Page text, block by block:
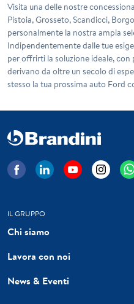
Visita una delle nostre
Pistoia, Grosseto, Scandicci,
personalmente la nostra ampia
Indipendentemente dalle tue
per offrirti la soluzione ideale,
derivano da oltre un secolo di
stesso la tua prossima auto Ford
IL GRUPPO
Chi siamo
Lavora con noi
News & Eventi